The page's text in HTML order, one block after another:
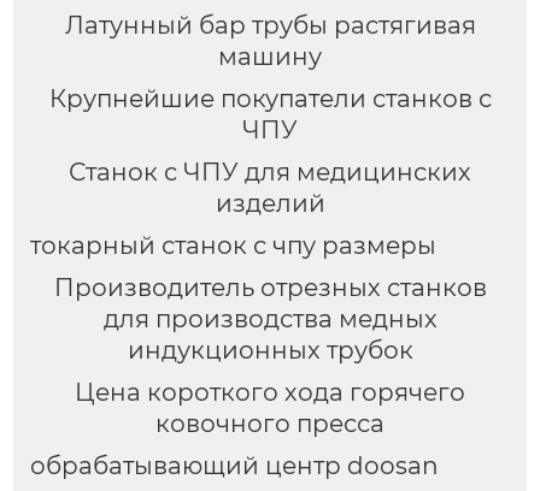
Латунный бар трубы растягивая
машину
Крупнейшие покупатели станков с
ЧПУ
Станок с ЧПУ для медицинских
изделий
токарный станок с чпу размеры
Производитель отрезных станков
для производства медных
индукционных трубок
Цена короткого хода горячего
ковочного пресса
обрабатывающий центр doosan